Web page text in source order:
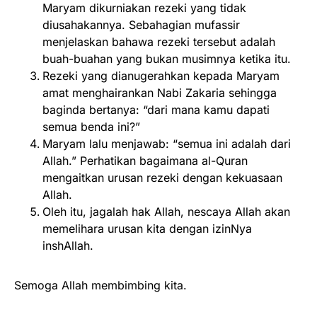
Maryam dikurniakan rezeki yang tidak
diusahakannya. Sebahagian mufassir
menjelaskan bahawa rezeki tersebut adalah
buah-buahan yang bukan musimnya ketika itu.
Rezeki yang dianugerahkan kepada Maryam
amat menghairankan Nabi Zakaria sehingga
baginda bertanya: “dari mana kamu dapati
semua benda ini?”
Maryam lalu menjawab: “semua ini adalah dari
Allah.” Perhatikan bagaimana al-Quran
mengaitkan urusan rezeki dengan kekuasaan
Allah.
Oleh itu, jagalah hak Allah, nescaya Allah akan
memelihara urusan kita dengan izinNya
inshAllah.
Semoga Allah membimbing kita.